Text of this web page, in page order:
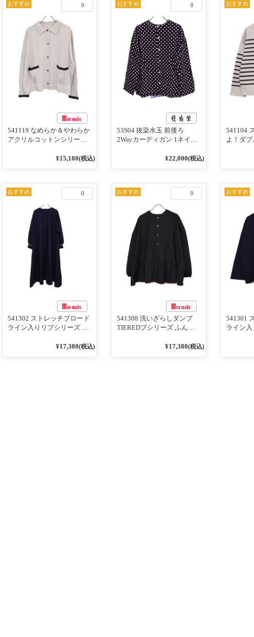
0
おすすめ
541119 なめらか＆やわらか
アクリルコットンシリーズ
ロカーディガン 10ベージュ
¥15,180(税込)
0
おすすめ
53S04 抜染水玉 前後ろ
2Wayカーディガン 1ネイビ
¥22,000(税込)
おすすめ
541104
よ！ダ
0
おすすめ
541302 ストレッチブロード
ライン入りリブシリーズ ふ
入りリブワンピース 79ネイ
¥17,380(税込)
0
おすすめ
541308 洗いざらしダンプ
TIEREDブシリーズ ふんわ
99ブラック/クロ¥17,380(税込)
おすすめ
541301
ライン